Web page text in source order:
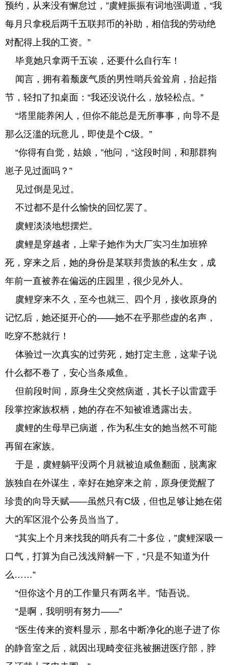
预约，从来没有懈怠过，”虞鲤振振有词地强调道，“我
每月只拿税后两千五联邦币的补助，相信我的劳动绝
对配得上我的工资。”
毕竟她只拿两千五诶，还要什么自行车！
闻言，拥有着颓废气质的男性哨兵耸耸肩，抬起指
节，轻扣了扣桌面：“我还没说什么，放轻松点。”
“塔里能养闲人，但你不能总是无所事事，向导不是
那么泛滥的玩意儿，即使是个C级。”
“你得有自觉，姑娘，”他问，“这段时间，和那群狗
崽子见过面吗？”
见过倒是见过。
不过都不是什么愉快的回忆罢了。
虞鲤淡淡地想摆烂。
虞鲤是穿越者，上辈子她作为大厂实习生加班猝
死，穿来之后，她的身份是某联邦贵族的私生女，成
年前一直被养在偏远的庄园里，很少见外人。
虞鲤穿来不久，至今也就三、四个月，接收原身的
记忆后，她还挺开心的——她不在乎那些虚的名声，
吃穿不愁就行！
体验过一次真实的过劳死，她打定主意，这辈子说
什么都不卷了，安心当条咸鱼。
但前段时间，原身生父突然病逝，其长子以雷霆手
段掌控家族权柄，她的存在不知被谁透露出去。
虞鲤的生母早已病逝，作为私生女的她当然不可能
再留在家族。
于是，虞鲤躺平没两个月就被迫咸鱼翻面，脱离家
族独自在外谋生，幸好在她穿来之前，原身便觉醒了
珍贵的向导天赋——虽然只有C级，但也足够让她在偌
大的军区混个公务员当当了。
“其实上个月来找我的哨兵有二十多位，”虞鲤深吸一
口气，打算为自己浅浅辩解一下，“只是不知道为什
么……”
“但你这个月的工作量只有两名半。”陆吾说。
“是啊，我明明有努力——”
“医生传来的资料显示，那名中断净化的崽子进了你
的静音室之后，就因出现畸变征兆被捆进医疗部，脖